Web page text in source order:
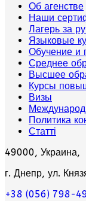
Об агенстве
Наши
Лагерь за
Языковые
Обучение и
Среднее
Высшее
Курсы
Визы
Политика
Статті
49000, Украина,
г. Днепр, ул.
+38 (056) 798-